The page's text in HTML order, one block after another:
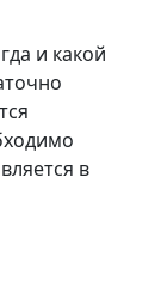
и какой
в